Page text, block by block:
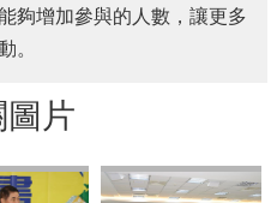
夠增加參與的人數，讓更多
。
片